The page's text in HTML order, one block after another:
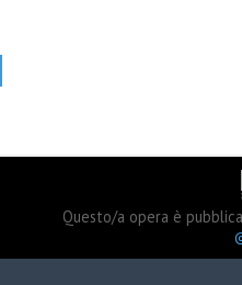
Questo/a opera è